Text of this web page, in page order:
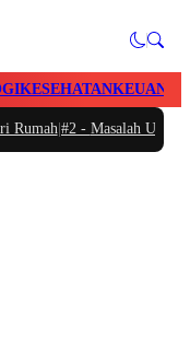
KESEHATAN
|#2 -Masalah Utama